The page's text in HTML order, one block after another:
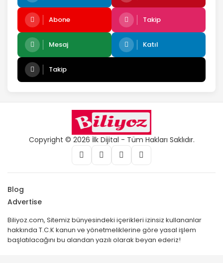
Abone Takip
Mesaj Katıl
Takip
Copyright © 2026 İlk Dijital - Tüm Hakları Saklıdır.
Blog
Advertise
Biliyoz.com, Sitemiz bünyesindeki içerikleri izinsiz kullananlar
hakkında T.C.K kanun ve yönetmeliklerine göre yasal işlem
başlatılacağını bu alandan yazılı olarak beyan ederiz!